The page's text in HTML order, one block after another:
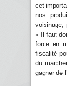
cet
nos
voisinage,
« Il faut
force en
fiscalité
du
gagner de